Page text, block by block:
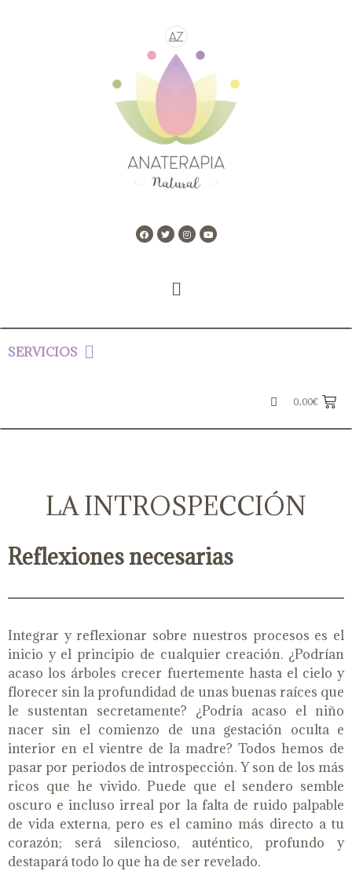
SERVICIOS
0.00€
LA INTROSPECCIÓN
Reflexiones necesarias
Integrar y reflexionar sobre nuestros procesos es el
inicio y el principio de cualquier creación. ¿Podrían
acaso los árboles crecer fuertemente hasta el cielo y
florecer sin la profundidad de unas buenas raíces que
le sustentan secretamente? ¿Podría acaso el niño
nacer sin el comienzo de una gestación oculta e
interior en el vientre de la madre? Todos hemos de
pasar por periodos de introspección. Y son de los más
ricos que he vivido. Puede que el sendero semble
oscuro e incluso irreal por la falta de ruido palpable
de vida externa, pero es el camino más directo a tu
corazón; será silencioso, auténtico, profundo y
destapará todo lo que ha de ser revelado.